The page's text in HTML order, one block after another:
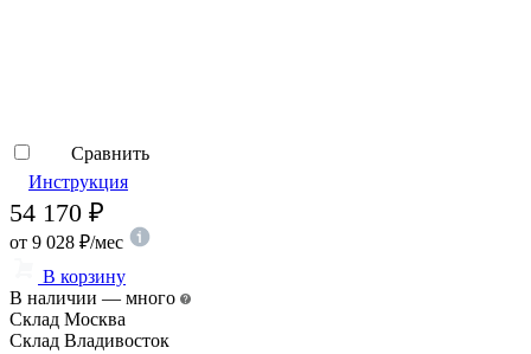
Сравнить
Инструкция
54 170 ₽
от 9 028 ₽/мес
В корзину
В наличии — много
Склад Москва
Склад Владивосток